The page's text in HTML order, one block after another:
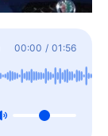
00:00 / 01:56